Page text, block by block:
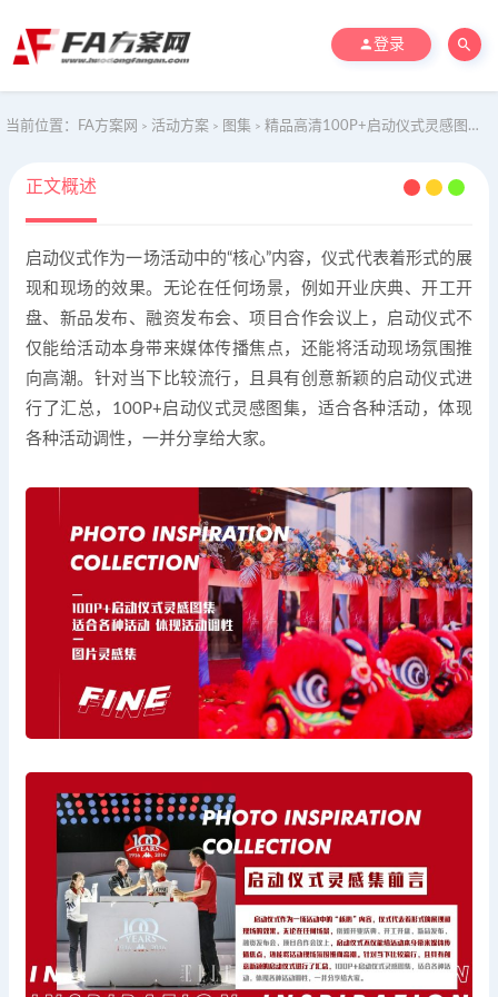
登录
当前位置： FA方案网 > 活动方案 > 图集 > 精品高清100P+启动仪式灵感图集(适用于开业庆典等）
正文概述
启动仪式作为一场活动中的“核心”内容，仪式代表着形式的展
现和现场的效果。无论在任何场景，例如开业庆典、开工开
盘、新品发布、融资发布会、项目合作会议上，启动仪式不
仅能给活动本身带来媒体传播焦点，还能将活动现场氛围推
向高潮。针对当下比较流行，且具有创意新颖的启动仪式进
行了汇总，100P+启动仪式灵感图集，适合各种活动，体现
各种活动调性，一并分享给大家。